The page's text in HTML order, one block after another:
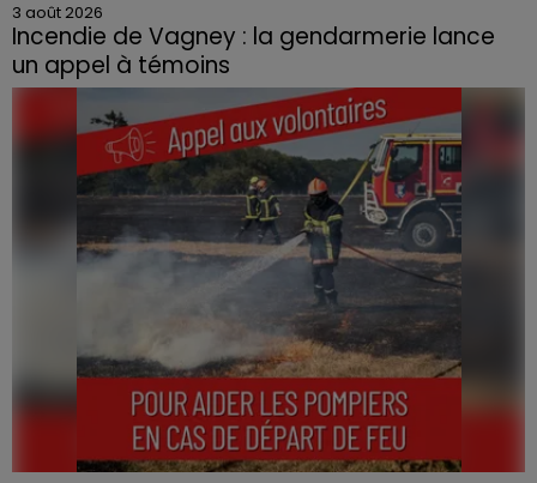
3 août 2026
Incendie de Vagney : la gendarmerie lance
un appel à témoins
Le feu, parti d'une haie avant de se propager au
quartier résidentiel, avait détruit deux habitations et
contraint à l'évacuation d'une centaine de personnes.